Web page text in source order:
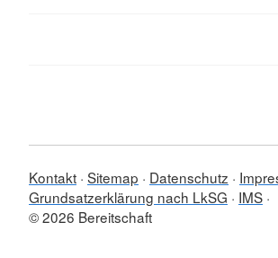
Kontakt Sitemap Datenschutz
Grundsatzerklärung nach LkSG
IMS
© 2026 Bereitschaft